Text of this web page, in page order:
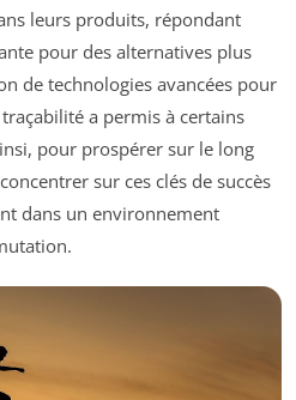
leurs produits, répondant
pour des alternatives plus
de technologies avancées pour
a permis à certains
pour prospérer sur le long
sur ces clés de succès
dans un environnement